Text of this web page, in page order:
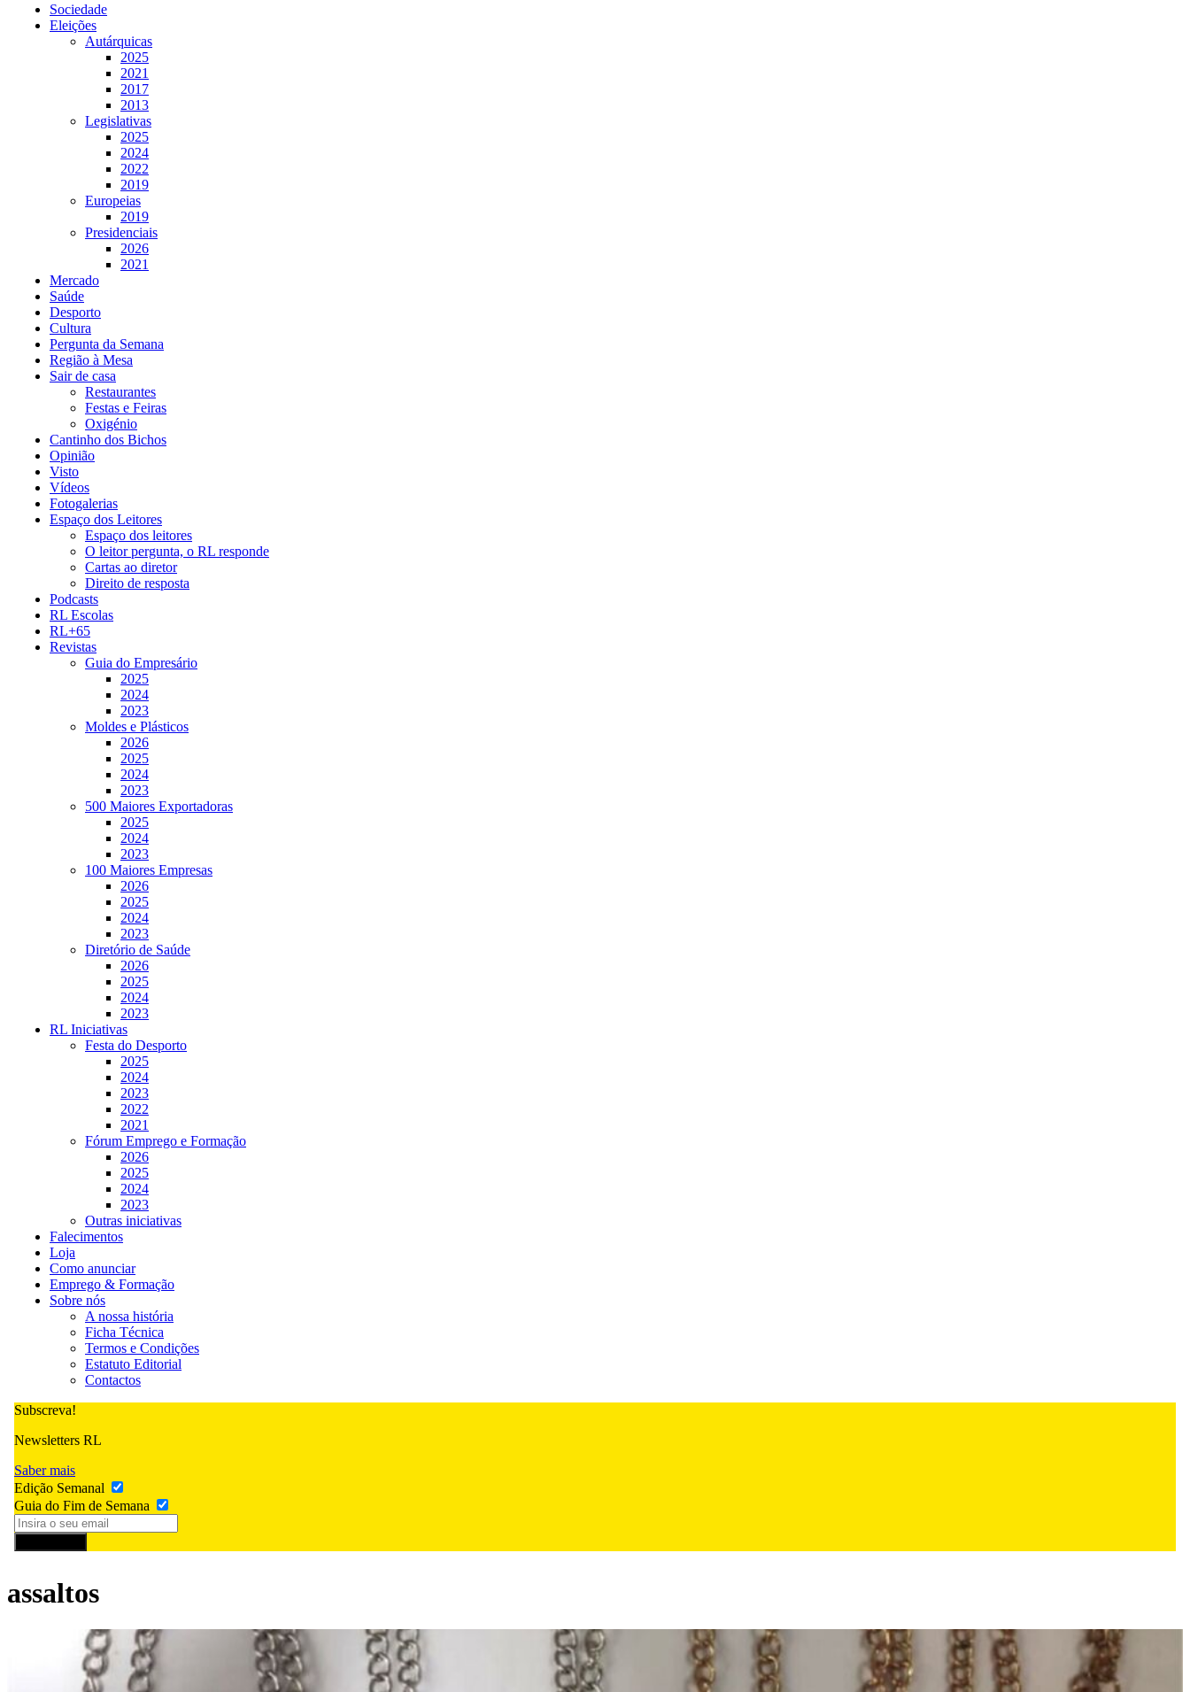
Sociedade
Eleições
Autárquicas
2025
2021
2017
2013
Legislativas
2025
2024
2022
2019
Europeias
2019
Presidenciais
2026
2021
Mercado
Saúde
Desporto
Cultura
Pergunta da Semana
Região à Mesa
Sair de casa
Restaurantes
Festas e Feiras
Oxigénio
Cantinho dos Bichos
Opinião
Visto
Vídeos
Fotogalerias
Espaço dos Leitores
Espaço dos leitores
O leitor pergunta, o RL responde
Cartas ao diretor
Direito de resposta
Podcasts
RL Escolas
RL+65
Revistas
Guia do Empresário
2025
2024
2023
Moldes e Plásticos
2026
2025
2024
2023
500 Maiores Exportadoras
2025
2024
2023
100 Maiores Empresas
2026
2025
2024
2023
Diretório de Saúde
2026
2025
2024
2023
RL Iniciativas
Festa do Desporto
2025
2024
2023
2022
2021
Fórum Emprego e Formação
2026
2025
2024
2023
Outras iniciativas
Falecimentos
Loja
Como anunciar
Emprego & Formação
Sobre nós
A nossa história
Ficha Técnica
Termos e Condições
Estatuto Editorial
Contactos
Subscreva!
Newsletters RL
Saber mais
Edição Semanal
Guia do Fim de Semana
assaltos